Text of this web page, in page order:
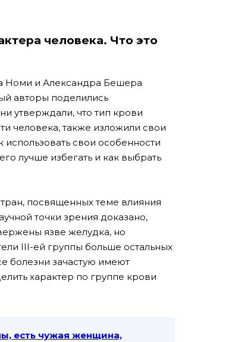
человека. Что это
Номи и Александра Бешера
авторы поделились
утверждали, что тип крови
человека, также изложили свои
свои особенности
лучше избегать и как выбрать
посвященных теме влияния
точки зрения доказано,
язве желудка, но
III-ей группы больше остальных
болезни зачастую имеют
характер по группе крови
есть чужая женщина,